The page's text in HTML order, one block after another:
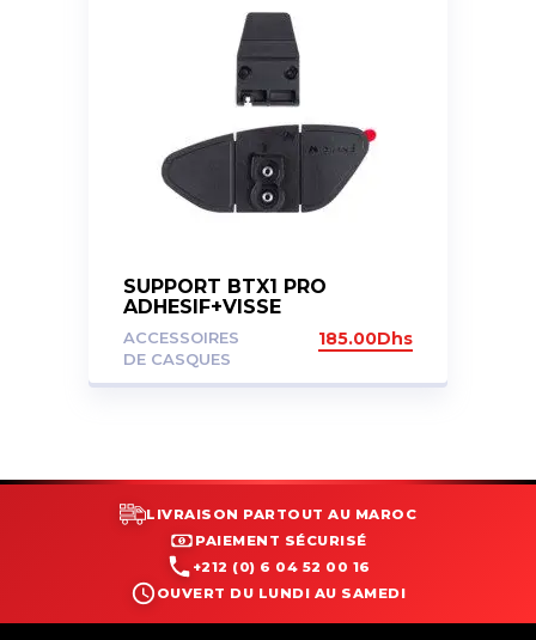
SUPPORT BTX1 PRO
ADHESIF+VISSE
ACCESSOIRES
DE CASQUES
185.00Dhs
LIVRAISON PARTOUT AU MAROC
PAIEMENT SÉCURISÉ
+212 (0) 6 04 52 00 16
OUVERT DU LUNDI AU SAMEDI